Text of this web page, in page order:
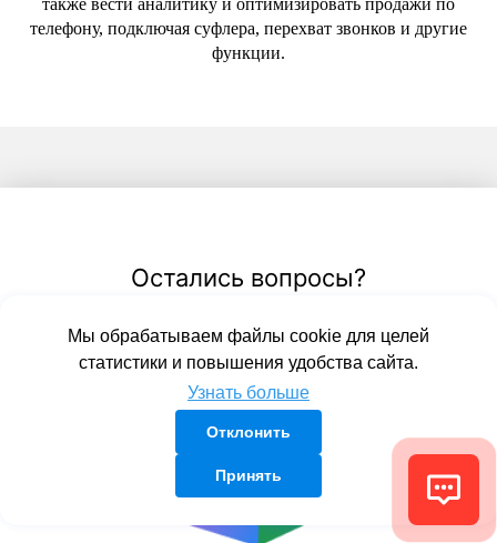
Мы обрабатываем файлы cookie для целей
статистики и повышения удобства сайта.
Узнать больше
Отклонить
Принять
также вести аналитику и оптимизировать продажи по
телефону, подключая суфлера, перехват звонков и другие
функции.
Остались вопросы?
нужную информацию: